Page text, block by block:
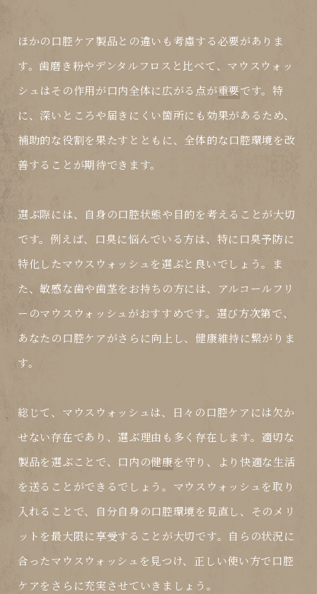
ほかの口腔ケア製品との違いも考慮する必要がありま
す。歯磨き粉やデンタルフロスと比べて、マウスウォッ
シュはその作用が口内全体に広がる点が重要です。特
に、深いところや届きにくい箇所にも効果があるため、
補助的な役割を果たすとともに、全体的な口腔環境を改
善することが期待できます。
選ぶ際には、自身の口腔状態や目的を考えることが大切
です。例えば、口臭に悩んでいる方は、特に口臭予防に
特化したマウスウォッシュを選ぶと良いでしょう。ま
た、敏感な歯や歯茎をお持ちの方には、アルコールフリ
ーのマウスウォッシュがおすすめです。選び方次第で、
あなたの口腔ケアがさらに向上し、健康維持に繋がりま
す。
総じて、マウスウォッシュは、日々の口腔ケアには欠か
せない存在であり、選ぶ理由も多く存在します。適切な
製品を選ぶことで、口内の健康を守り、より快適な生活
を送ることができるでしょう。マウスウォッシュを取り
入れることで、自分自身の口腔環境を見直し、そのメリ
ットを最大限に享受することが大切です。自らの状況に
合ったマウスウォッシュを見つけ、正しい使い方で口腔
ケアをさらに充実させていきましょう。